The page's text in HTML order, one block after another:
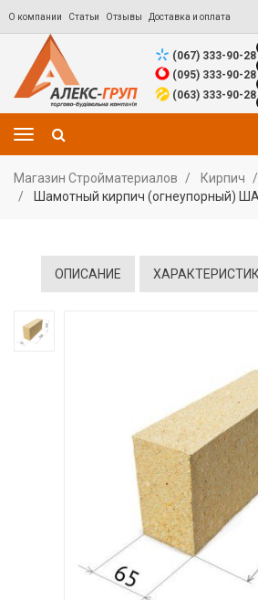
О компании Статьи Отзывы Доставка и оплата
(067) 333-90-28
(095) 333-90-28
(063) 333-90-28
Магазин Стройматериалов Кирпич
Шамотный кирпич (огнеупорный)
ОПИСАНИЕ